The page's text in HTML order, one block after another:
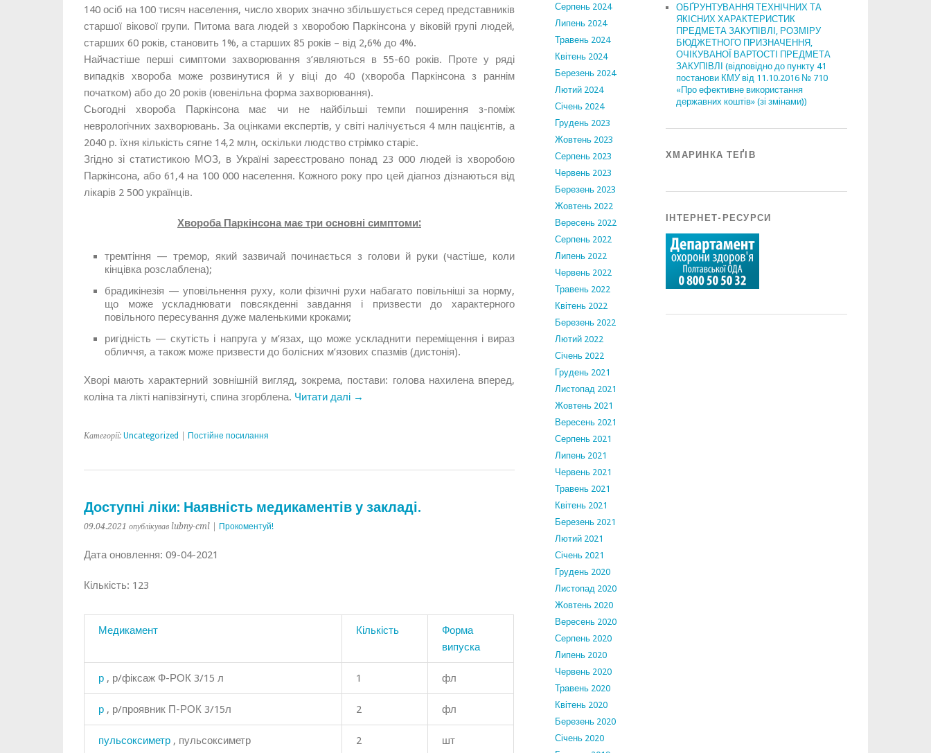
140 осіб на 100 тисяч населення, число хворих значно збільшується серед представників
старшої вікової групи. Питома вага людей з хворобою Паркінсона у віковій групі людей,
старших 60 років, становить 1%, а старших 85 років – від 2,6% до 4%.
Найчастіше перші симптоми захворювання з’являються в 55-60 років. Проте у ряді
випадків хвороба може розвинутися й у віці до 40 (хвороба Паркінсона з раннім
початком) або до 20 років (ювенільна форма захворювання).
Сьогодні хвороба Паркінсона має чи не найбільші темпи поширення з-поміж
неврологічних захворювань. За оцінками експертів, у світі налічується 4 млн пацієнтів, а
2040 р. їхня кількість сягне 14,2 млн, оскільки людство стрімко старіє.
Згідно зі статистикою МОЗ, в Україні зареєстровано понад 23 000 людей із хворобою
Паркінсона, або 61,4 на 100 000 населення. Кожного року про цей діагноз дізнаються від
лікарів 2 500 українців.
Хвороба Паркінсона має три основні симптоми:
тремтіння — тремор, який зазвичай починається з голови й руки (частіше, коли
кінцівка розслаблена);
брадикінезія — уповільнення руху, коли фізичні рухи набагато повільніші за норму,
що може ускладнювати повсякденні завдання і призвести до характерного
повільного пересування дуже маленькими кроками;
ригідність — скутість і напруга у м’язах, що може ускладнити переміщення і вираз
обличчя, а також може призвести до болісних м’язових спазмів (дистонія).
Хворі мають характерний зовнішній вигляд, зокрема, постави: голова нахилена вперед,
коліна та лікті напівзігнуті, спина згорблена. Читати далі →
Категорії: Uncategorized Постійне посилання
Доступні ліки: Наявність медикаментів у закладі.
09.04.2021 опублікував lubny-cml | Прокоментуй!
Дата оновлення: 09-04-2021
Кількість: 123
Медикамент Кількість
Форма
випуска
р , р/фіксаж Ф-РОК 3/15 л 1 фл
р , р/проявник П-РОК 3/15л 2 фл
пульсоксиметр , пульсоксиметр 2 шт
Серпень 2024
Липень 2024
Травень 2024
Квітень 2024
Березень 2024
Лютий 2024
Січень 2024
Грудень 2023
Жовтень 2023
Серпень 2023
Червень 2023
Березень 2023
Жовтень 2022
Вересень 2022
Серпень 2022
Липень 2022
Червень 2022
Травень 2022
Квітень 2022
Березень 2022
Лютий 2022
Січень 2022
Грудень 2021
Листопад 2021
Жовтень 2021
Вересень 2021
Серпень 2021
Липень 2021
Червень 2021
Травень 2021
Квітень 2021
Березень 2021
Лютий 2021
Січень 2021
Грудень 2020
Листопад 2020
Жовтень 2020
Вересень 2020
Серпень 2020
Липень 2020
Червень 2020
Травень 2020
Квітень 2020
Березень 2020
Січень 2020
ОБҐРУНТУВАННЯ ТЕХНІЧНИХ ТА
ЯКІСНИХ ХАРАКТЕРИСТИК
ПРЕДМЕТА ЗАКУПІВЛІ, РОЗМІРУ
БЮДЖЕТНОГО ПРИЗНАЧЕННЯ,
ОЧІКУВАНОЇ ВАРТОСТІ ПРЕДМЕТА
ЗАКУПІВЛІ (відповідно до пункту 41
постанови КМУ від 11.10.2016 № 710
«Про ефективне використання
державних коштів» (зі змінами))
ХМАРИНКА ТЕҐІВ
ІНТЕРНЕТ-РЕСУРСИ